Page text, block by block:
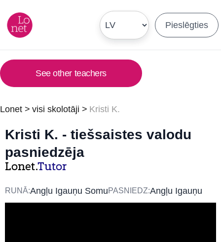
Pieslēgties
See other teachers
Lonet > visi skolotāji > Kristi K.
Kristi K. - tiešsaistes valodu
pasniedzēja
Lonet.Tutor
RUNĀ:Angļu Igauņu SomuPASNIEDZ:Angļu Igauņu